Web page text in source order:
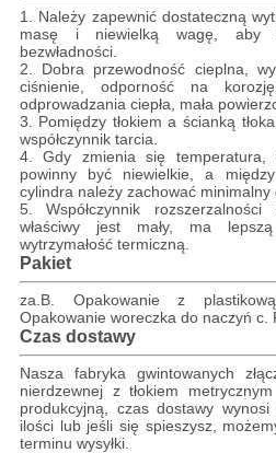
1. Należy zapewnić dostateczną
masę i niewielką wagę, aby
bezwładności.
2. Dobra przewodność cieplna,
ciśnienie, odporność na
odprowadzania ciepła, mała
3. Pomiędzy tłokiem a ścianką
współczynnik tarcia.
4. Gdy zmienia się temperatura,
powinny być niewielkie, a
cylindra należy zachować minimalny
5. Współczynnik
właściwy jest mały, ma
wytrzymałość termiczną.
Pakiet
za.B. Opakowanie z
Opakowanie woreczka do naczyń c.
Czas dostawy
Nasza fabryka gwintowanych
nierdzewnej z tłokiem
produkcyjną, czas dostawy
ilości lub jeśli się spieszysz,
terminu wysyłki.